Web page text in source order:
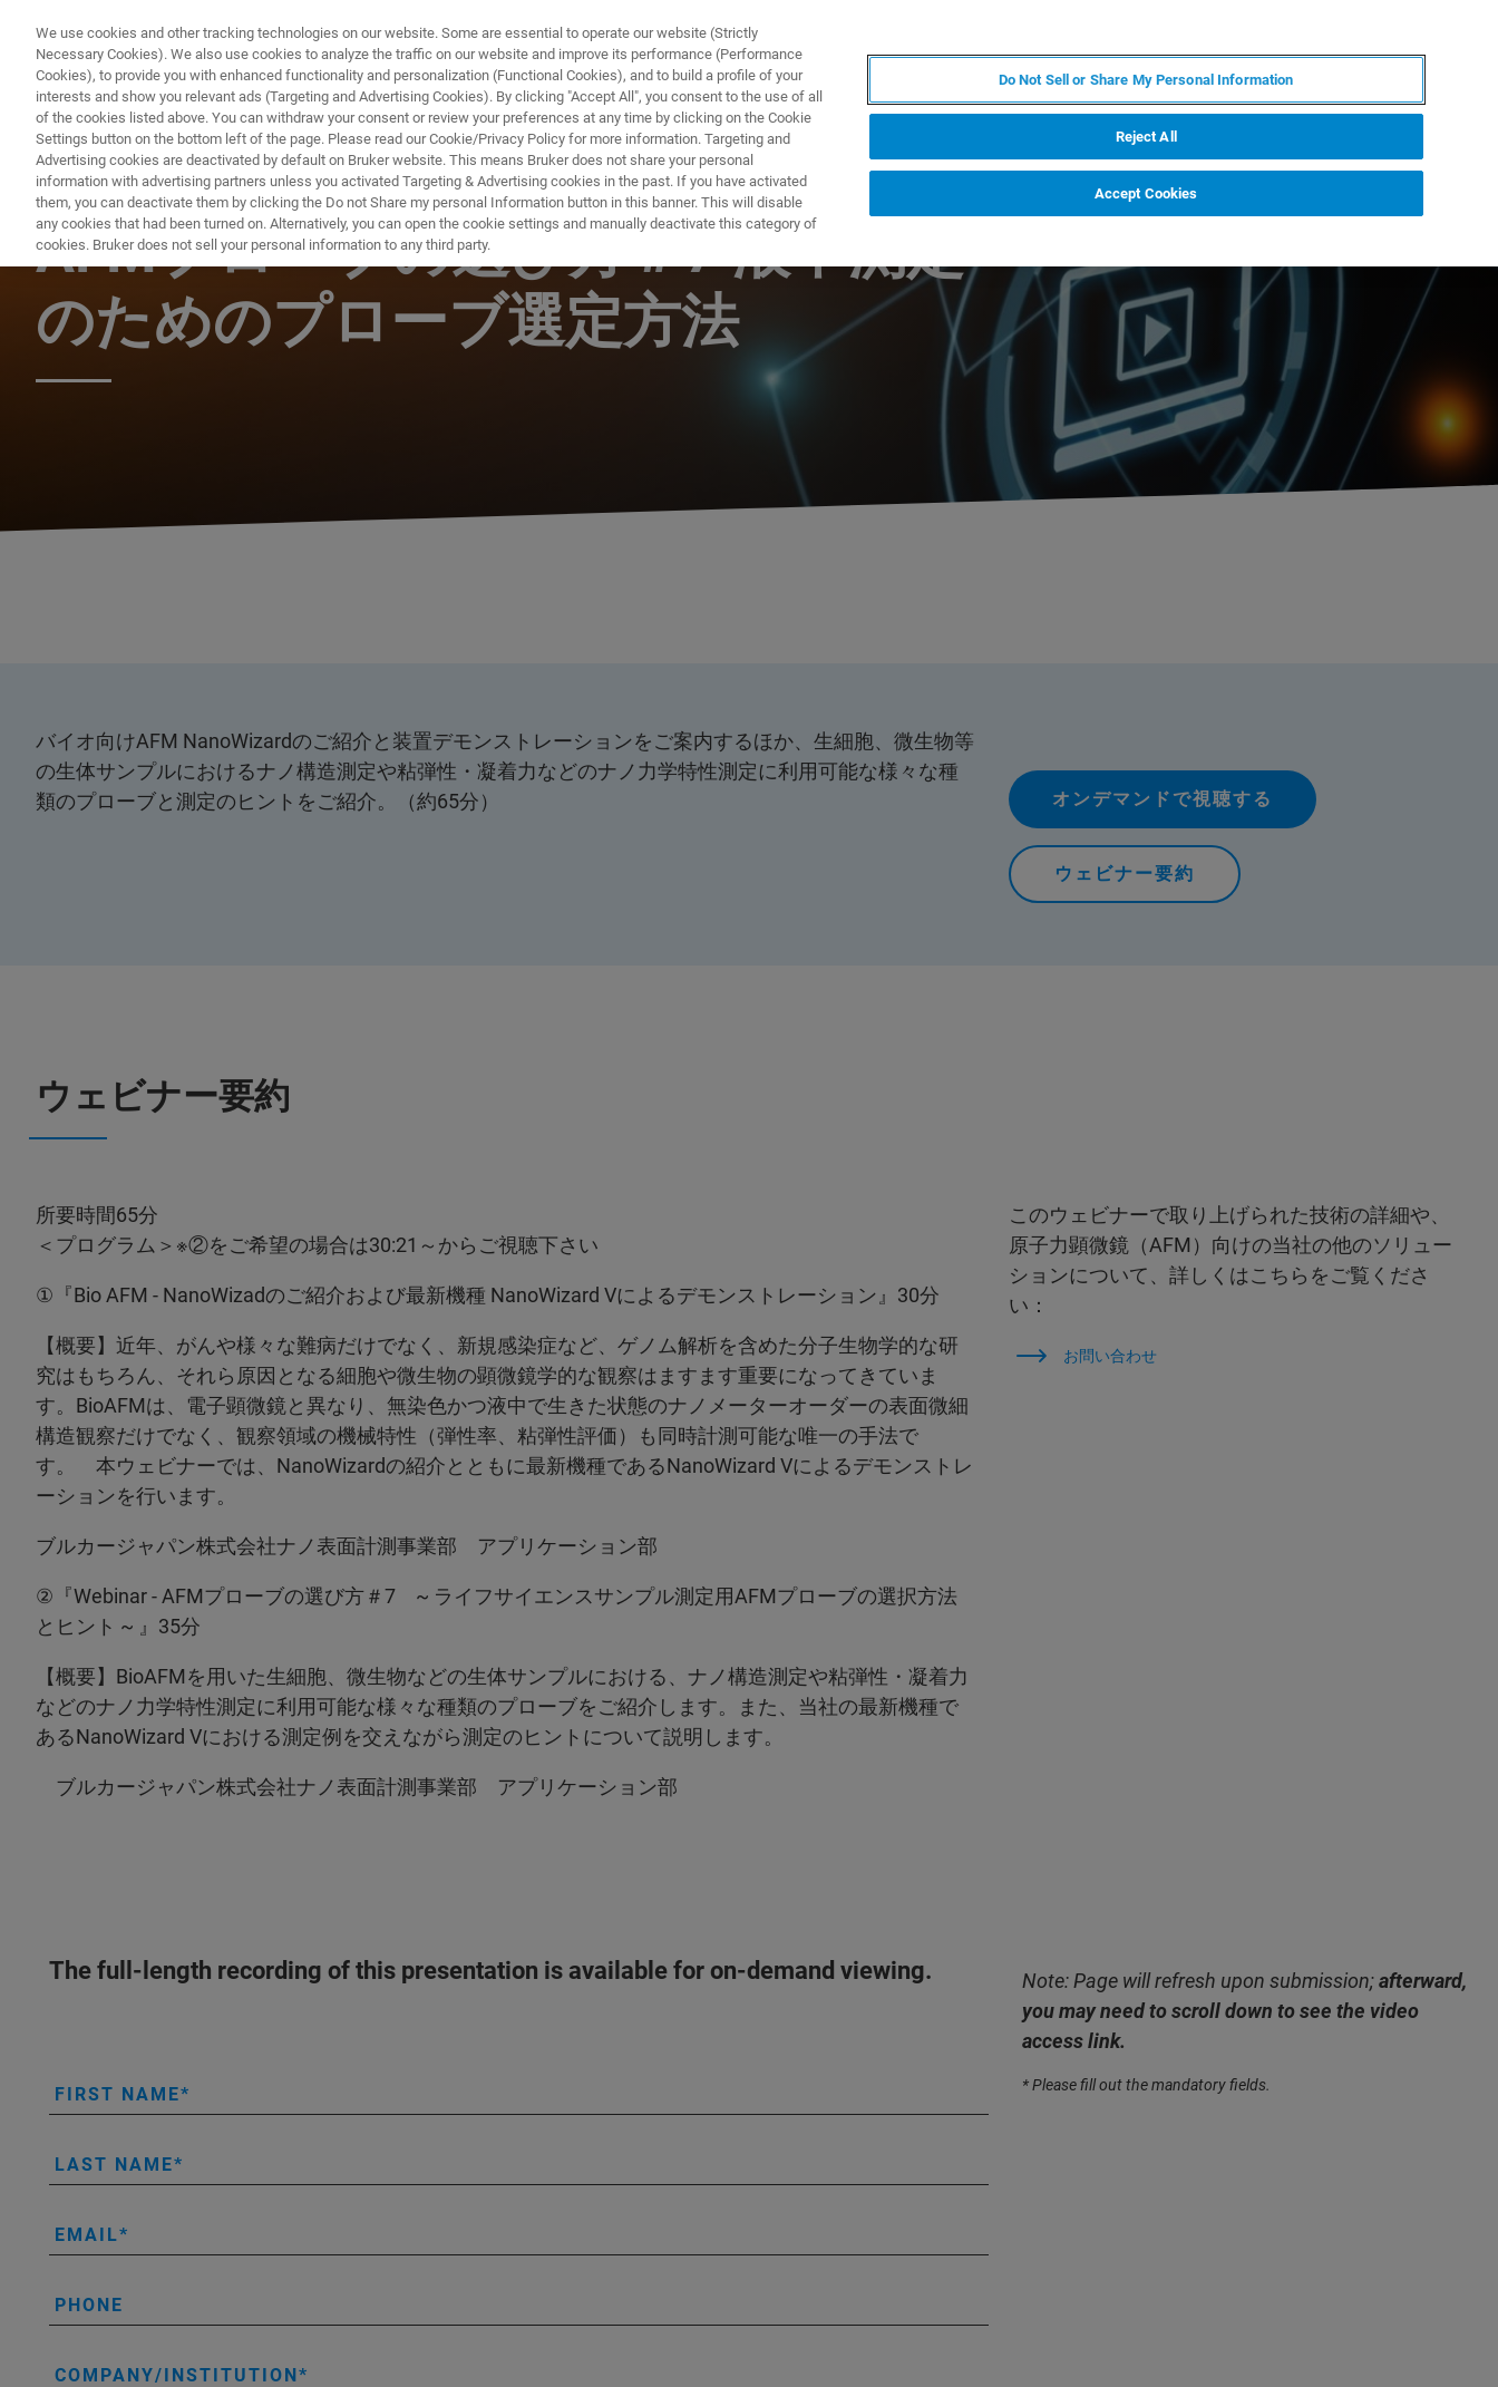
PRODOTTI E SOLUZIONI APPLICAZIONI
AFM ウェビナー
AFMプローブの選び方＃7 液中測定
のためのプローブ選定方法
バイオ向けAFM NanoWizardのご紹介と装置デモンストレーションをご案内するほか、生細胞、微生物等
の生体サンプルにおけるナノ構造測定や粘弾性・凝着力などのナノ力学特性測定に利用可能な様々な種
類のプローブと測定のヒントをご紹介。（約65分）
オンデマンドで視聴する
ウェビナー要約
ウェビナー要約
所要時間65分
＜プログラム＞※②をご希望の場合は30:21～からご視聴下さい
①『Bio AFM - NanoWizadのご紹介および最新機種 NanoWizard Vによるデモンストレーション』30分
【概要】近年、がんや様々な難病だけでなく、新規感染症など、ゲノム解析を含めた分子生物学的な研
究はもちろん、それら原因となる細胞や微生物の顕微鏡学的な観察はますます重要になってきていま
す。BioAFMは、電子顕微鏡と異なり、無染色かつ液中で生きた状態のナノメーターオーダーの表面微細
構造観察だけでなく、観察領域の機械特性（弾性率、粘弾性評価）も同時計測可能な唯一の手法で
す。 本ウェビナーでは、NanoWizardの紹介とともに最新機種であるNanoWizard Vによるデモンストレ
ーションを行います。
ブルカージャパン株式会社ナノ表面計測事業部 アプリケーション部
②『Webinar - AFMプローブの選び方＃7 ~ ライフサイエンスサンプル測定用AFMプローブの選択方法
とヒント ~ 』35分
【概要】BioAFMを用いた生細胞、微生物などの生体サンプルにおける、ナノ構造測定や粘弾性・凝着力
などのナノ力学特性測定に利用可能な様々な種類のプローブをご紹介します。また、当社の最新機種で
あるNanoWizard Vにおける測定例を交えながら測定のヒントについて説明します。
ブルカージャパン株式会社ナノ表面計測事業部 アプリケーション部
このウェビナーで取り上げられた技術の詳細や、
原子力顕微鏡（AFM）向けの当社の他のソリュー
ションについて、詳しくはこちらをご覧くださ
い：
お問い合わせ
The full-length recording of this presentation is available for on-demand viewing.
FIRST NAME
LAST NAME
EMAIL
PHONE
COMPANY/INSTITUTION
Note: Page will refresh upon submission;afterward,
you may need to scroll down to see the video
access link.
* Please fill out the mandatory fields.
We use cookies and other tracking technologies on our website. Some are essential to operate our website (Strictly
Necessary Cookies). We also use cookies to analyze the traffic on our website and improve its performance (Performance
Cookies), to provide you with enhanced functionality and personalization (Functional Cookies), and to build a profile of your
interests and show you relevant ads (Targeting and Advertising Cookies). By clicking "Accept All", you consent to the use of all
of the cookies listed above. You can withdraw your consent or review your preferences at any time by clicking on the Cookie
Settings button on the bottom left of the page. Please read our Cookie/Privacy Policy for more information. Targeting and
Advertising cookies are deactivated by default on Bruker website. This means Bruker does not share your personal
information with advertising partners unless you activated Targeting & Advertising cookies in the past. If you have activated
them, you can deactivate them by clicking the Do not Share my personal Information button in this banner. This will disable
any cookies that had been turned on. Alternatively, you can open the cookie settings and manually deactivate this category of
cookies. Bruker does not sell your personal information to any third party.
Do Not Sell or Share My Personal Information
Reject All
Accept Cookies